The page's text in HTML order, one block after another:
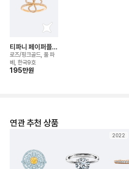
티파니 페이퍼플라
워 링
로즈/핑크골드, 풀 파
베, 한국9호
195만원
연관 추천 상품
2022